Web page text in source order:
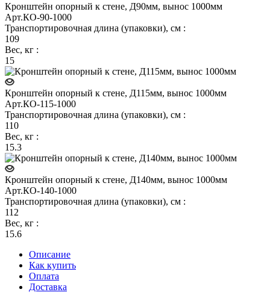
Кронштейн опорный к стене, Д90мм, вынос 1000мм
Арт.КО-90-1000
Транспортировочная длина (упаковки), см :
109
Вес, кг :
15
Кронштейн опорный к стене, Д115мм, вынос 1000мм
Арт.КО-115-1000
Транспортировочная длина (упаковки), см :
110
Вес, кг :
15.3
Кронштейн опорный к стене, Д140мм, вынос 1000мм
Арт.КО-140-1000
Транспортировочная длина (упаковки), см :
112
Вес, кг :
15.6
Описание
Как купить
Оплата
Доставка